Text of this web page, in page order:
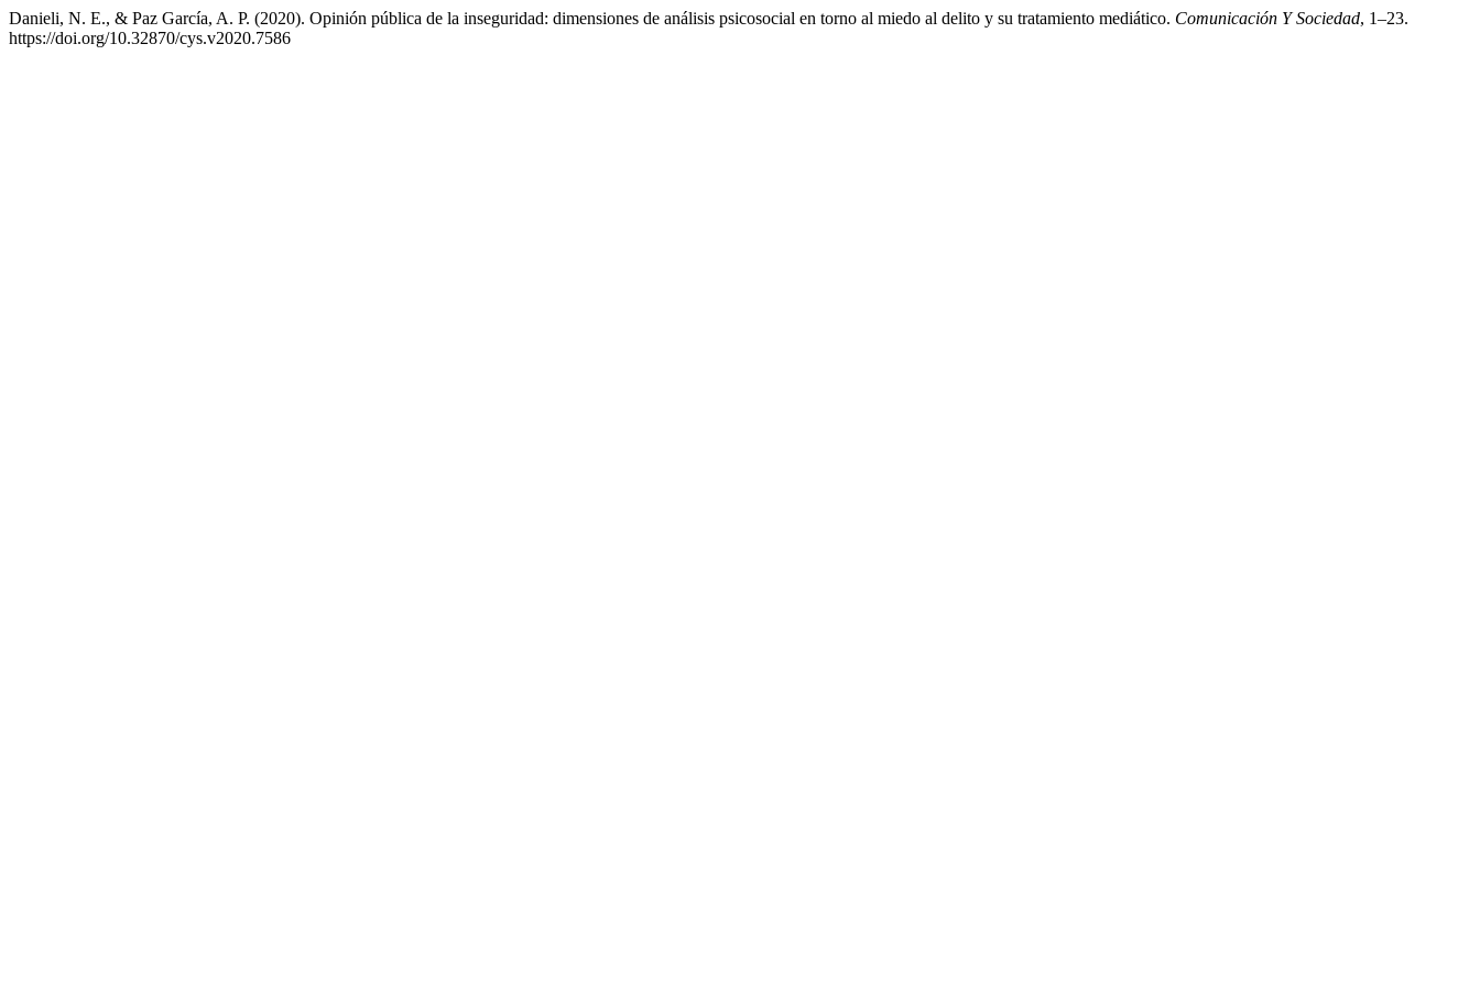
Danieli, N. E., & Paz García, A. P. (2020). Opinión pública de la inseguridad: dimensiones de análisis psicosocial en torno al miedo al delito y su tratamiento mediático. Comunicación Y Sociedad, 1–23.
https://doi.org/10.32870/cys.v2020.7586